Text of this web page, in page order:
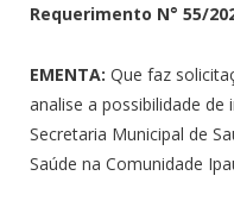
Requerimento N° 55/
EMENTA: Que faz
analise a possibilidade
Secretaria Municipal de
Saúde na Comunidade